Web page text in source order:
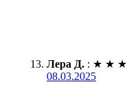
Лера Д. : ★ ★ ★
08.03.2025